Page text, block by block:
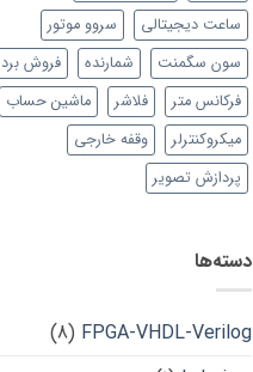
ساعت دیجیتالی
سروو موتور
سون سگمنت
شمارنده
فروش برد
فرکانس متر
فلاشر
ماشین حساب
میکروکنترلر
وقفه خارجی
پردازش تصویر
دسته‌ها
FPGA-VHDL-Verilog
(8)